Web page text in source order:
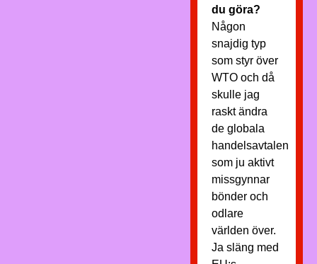
du göra?
Någon
snajdig typ
som styr över
WTO och då
skulle jag
raskt ändra
de globala
handelsavtalen
som ju aktivt
missgynnar
bönder och
odlare
världen över.
Ja släng med